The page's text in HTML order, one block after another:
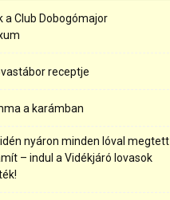
a Club Dobogómajor
receptje
a karámban
nyáron minden lóval megtett
– indul a Vidékjáró lovasok